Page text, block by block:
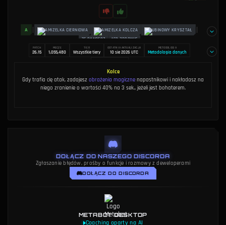
A KAMIZELKA CIERNIOWA KAMIZELKA KOLCZA
RUBINOWY KRYSZTAŁ
75 PANCERZ
150 ZDROWIE
PATCH
26.15
MECZE
1,055,480
TIER
Wszystkie tiery
OSTATNIA AKTUALIZACJA
10 sie 2026 UTC
METODOLOGIA
Metodologia danych
Kolce
Gdy trafia cię atak, zadajesz obrażenia magiczne napastnikowi i nakładasz na
niego zranienie o wartości 40% na 3 sek., jeżeli jest bohaterem.
DOŁĄCZ DO NASZEGO DISCORDA
Zgłaszanie błędów, prośby o funkcje i rozmowy z deweloperami
DOŁĄCZ DO DISCORDA
METABOT DESKTOP
Coaching oparty na AI